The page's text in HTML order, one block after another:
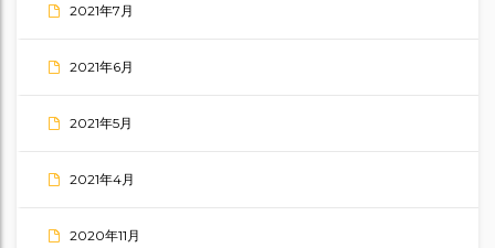
2021年7月
2021年6月
2021年5月
2021年4月
2020年11月